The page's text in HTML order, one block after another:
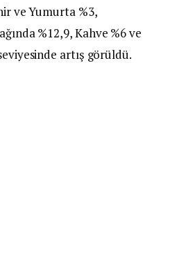
ve Yumurta %3,
%12,9, Kahve %6 ve
artış görüldü.